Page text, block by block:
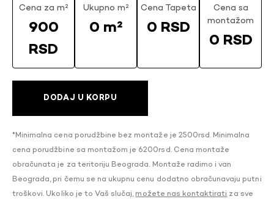
Cena za m²
900
RSD
Ukupno m²
0 m²
Cena Tapeta
0 RSD
Cena sa
montažom
0 RSD
DODAJ U KORPU
*Minimalna cena porudžbine bez montaže je 2500rsd. Minimalna
cena porudžbine sa montažom je 6200rsd. Cena montaže
obračunata je za teritoriju Beograda. Montaže radimo i van
Beograda, pri čemu se na ukupnu cenu dodatno obračunavaju putni
troškovi. Ukoliko je to Vaš slučaj, možete nas kontaktirati za sve